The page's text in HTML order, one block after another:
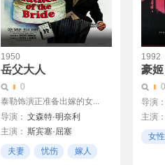
1950
岳父大人
0
泰勒饰演正准备出嫁的女...
导演： 文森特·明奈利
主演： 斯宾塞·屈塞
琼·贝内特
夫妻 忧伤
嫁人
1992
豪姬
0
导演
主演
宫泽
女